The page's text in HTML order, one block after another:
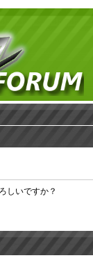
しいですか？